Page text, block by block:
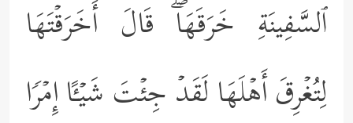
ٱلسَّفِینَةِ خَرَقَهَاۖ قَالَ أَخَرَقۡتَهَا
لِتُغۡرِقَ أَهۡلَهَا لَقَدۡ جِئۡتَ شَیۡـًٔا إِمۡرࣰا